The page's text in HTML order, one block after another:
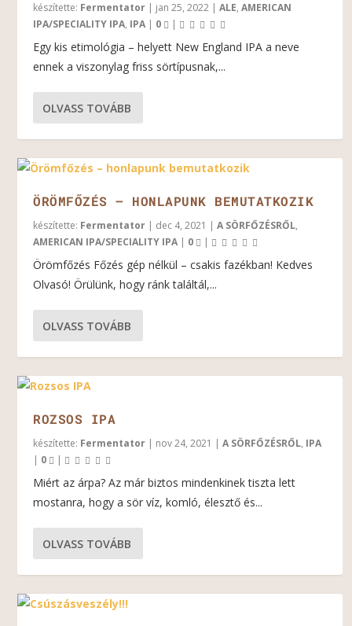
készítette: Fermentator | jan 25, 2022 |ALE,AMERICAN
IPA/SPECIALITY IPA, IPA | 0 |
Egy kis etimológia – helyett New England IPA a neve
ennek a viszonylag friss sörtípusnak,...
OLVASS TOVÁBB
ÖRÖMFŐZÉS – HONLAPUNK BEMUTATKOZIK
készítette: Fermentator | dec 4, 2021 |A SÖRFŐZÉSRŐL,
AMERICAN IPA/SPECIALITY IPA | 0 |
Örömfőzés Főzés gép nélkül – csakis fazékban! Kedves
Olvasó! Örülünk, hogy ránk találtál,...
OLVASS TOVÁBB
ROZSOS IPA
készítette: Fermentator | nov 24, 2021 |A SÖRFŐZÉSRŐL, IPA
| 0 |
Miért az árpa? Az már biztos mindenkinek tiszta lett
mostanra, hogy a sör víz, komló, élesztő és...
OLVASS TOVÁBB